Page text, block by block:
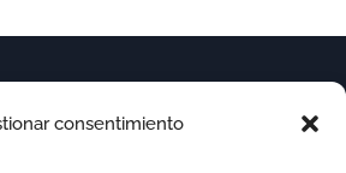
consentimiento